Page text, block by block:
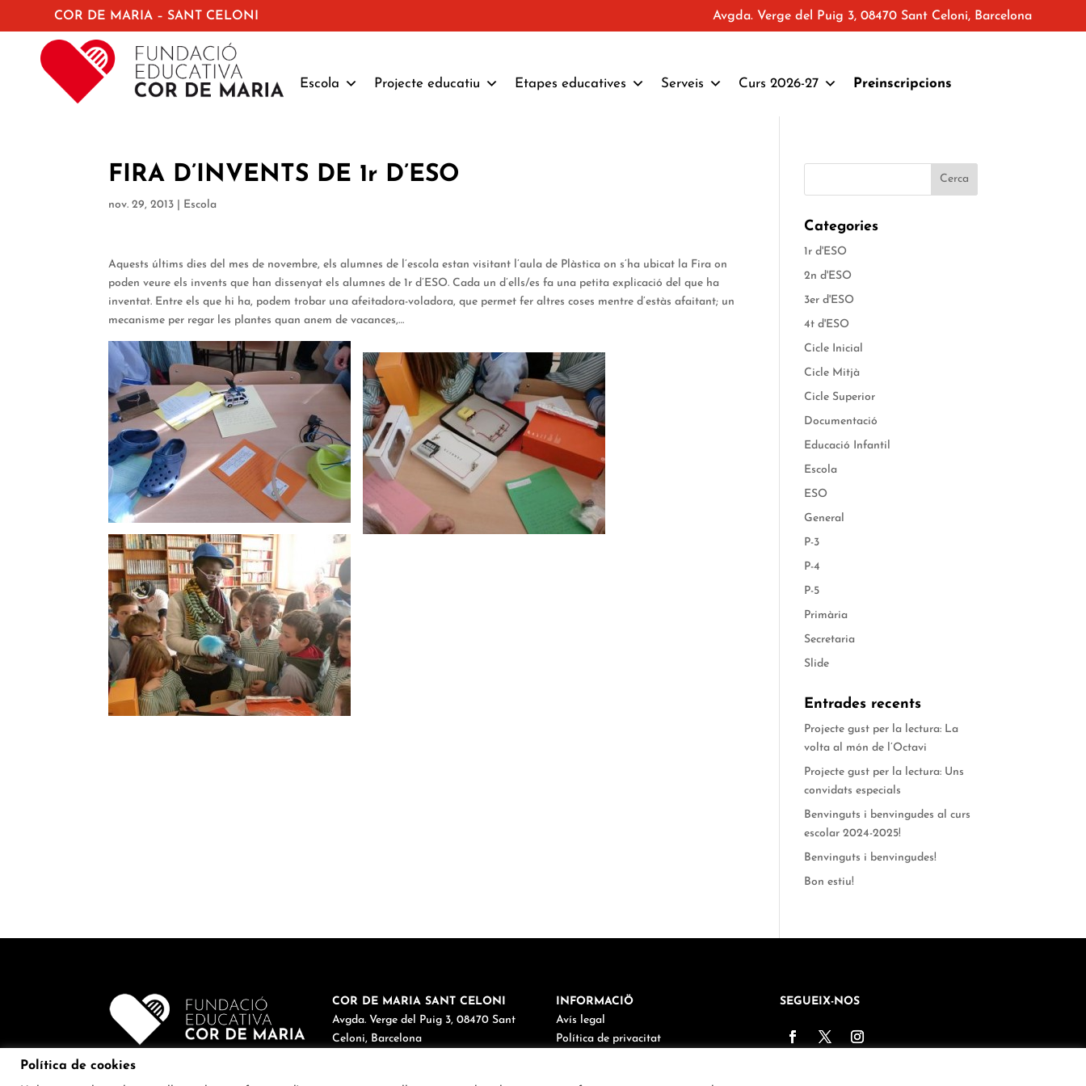
COR DE MARIA – SANT CELONI Avgda. Verge del Puig 3, 08470 Sant Celoni, Barcelona
Escola Projecte educatiu Etapes educatives Serveis Curs 2026-27 Preinscripcions
FIRA D’INVENTS DE 1r D’ESO
nov. 29, 2013 Escola
Aquests últims dies del mes de novembre, els alumnes de l’escola estan visitant l’aula de Plàstica on s’ha ubicat la Fira on
poden veure els invents que han dissenyat els alumnes de 1r d’ESO. Cada un d’ells/es fa una petita explicació del que ha
inventat. Entre els que hi ha, podem trobar una afeitadora-voladora, que permet fer altres coses mentre d’estàs afaitant; un
mecanisme per regar les plantes quan anem de vacances,…
Categories
1r d'ESO
2n d'ESO
3er d'ESO
4t d'ESO
Cicle Inicial
Cicle Mitjà
Cicle Superior
Documentació
Educació Infantil
Escola
ESO
General
P-3
P-4
P-5
Primària
Secretaria
Slide
Entrades recents
Projecte gust per la lectura: La
volta al món de l’Octavi
Projecte gust per la lectura: Uns
convidats especials
Benvinguts i benvingudes al curs
escolar 2024-2025!
Benvinguts i benvingudes!
Bon estiu!
COR DE MARIA SANT CELONI
Avgda. Verge del Puig 3, 08470 Sant
Celoni, Barcelona
INFORMACIÖ
Avís legal
Política de privacitat
SEGUEIX-NOS
Política de cookies